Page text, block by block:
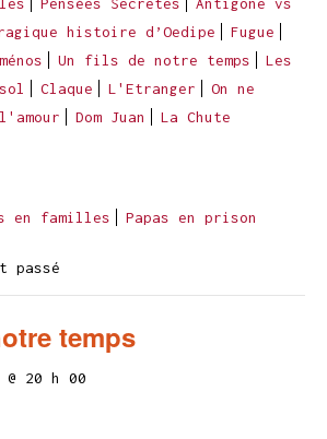
histoire d’Oedipe
Fugue
Un fils de notre temps
Les
Claque L'Etranger
On ne
Dom Juan La Chute
en familles Papas en prison
passé
temps
@ 20 h 00